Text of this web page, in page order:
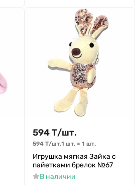
594Т/шт.
594 Т/шт.1 шт. = 1 шт.
Игрушка мягкая Зайка с
пайетками брелок №67
В наличии